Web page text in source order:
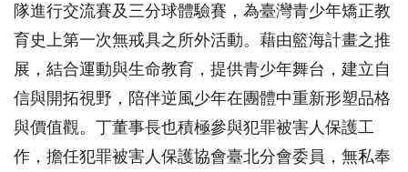
隊進行交流賽及三分球體驗賽，為臺灣青少年矯正教
育史上第一次無戒具之所外活動。藉由籃海計畫之推
展，結合運動與生命教育，提供青少年舞台，建立自
信與開拓視野，陪伴逆風少年在團體中重新形塑品格
與價值觀。丁董事長也積極參與犯罪被害人保護工
作，擔任犯罪被害人保護協會臺北分會委員，無私奉